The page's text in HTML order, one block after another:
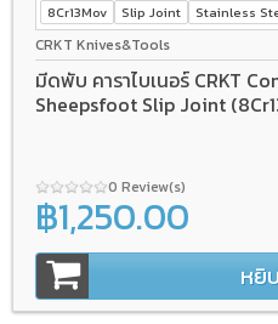
8Cr13Mov Slip Joint Stainless
CRKT Knives&Tools
มีดพับ คาราไบเนอร์ CRKT
0 Review(s)
฿1,250.00
หยิ